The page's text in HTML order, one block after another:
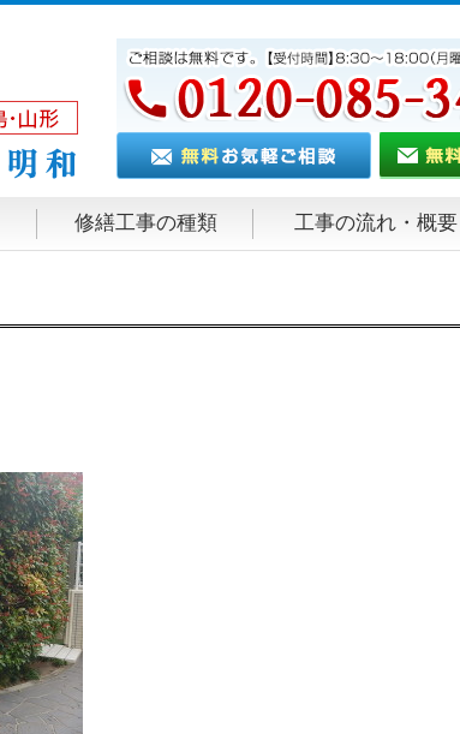
修繕工事の種類 工事の流れ・概要